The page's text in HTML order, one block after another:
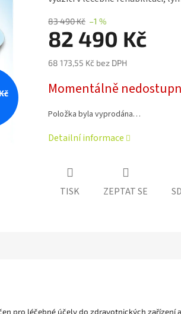
0,0
z 5
hvězdiček.
83 490 Kč –1 %
82 490 Kč
68 173,55 Kč bez DPH
cena:
Momentálně
Položka byla vyprodána…
Detailní informace
TISK ZEPTAT SE
pro léčebné účely do zdravotnických